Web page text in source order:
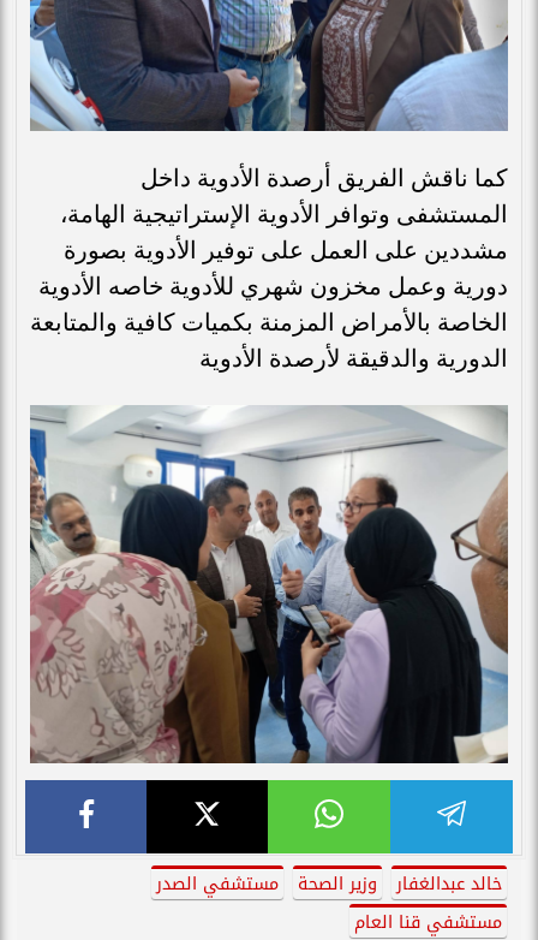
كما ناقش الفريق أرصدة الأدوية داخل
المستشفى وتوافر الأدوية الإستراتيجية الهامة،
مشددين على العمل على توفير الأدوية بصورة
دورية وعمل مخزون شهري للأدوية خاصه الأدوية
الخاصة بالأمراض المزمنة بكميات كافية والمتابعة
الدورية والدقيقة لأرصدة الأدوية
خالد عبدالغفار وزير الصحة
مستشفي الصدر
مستشفي قنا العام